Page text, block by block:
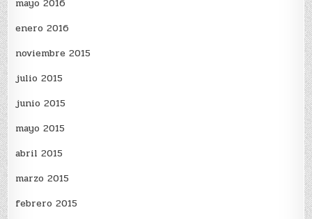
mayo 2016
enero 2016
noviembre 2015
julio 2015
junio 2015
mayo 2015
abril 2015
marzo 2015
febrero 2015